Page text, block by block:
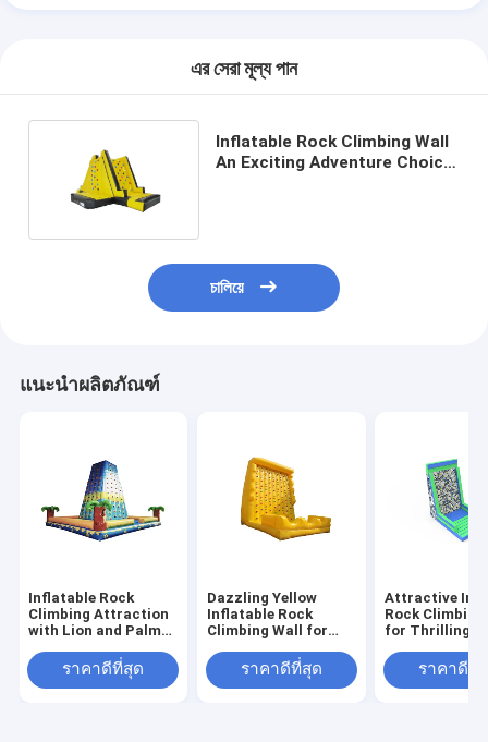
এর সেরা মূল্য পান
Inflatable Rock Climbing Wall
An Exciting Adventure Choice
চালিয়ে
แนะนำผลิตภัณฑ์
Inflatable Rock
Climbing Attraction
with Lion and Palm
Children's Outdoor
Fun
ราคาดีที่สุด
Dazzling Yellow
Inflatable Rock
Climbing Wall for
ราคาดีที่สุด
Attractive
Rock Climbing
for Thrilling
ราคาดีที่